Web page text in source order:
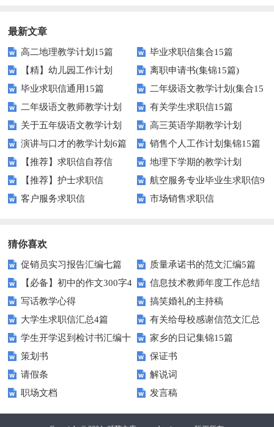
最新文章
高二地理教学计划15篇
毕业求职信集合15篇
【精】幼儿园工作计划
离职申请书(集锦15篇)
毕业求职信通用15篇
二年级语文教学计划(集合15
篇)
二年级语文教师教学计划
有关学生求职信15篇
关于五年级语文教学计划
高三英语学期教学计划
演讲与口才的教学计划6篇
销售个人工作计划集锦15篇
【推荐】求职信自荐信
地理下学期的教学计划
【推荐】护士求职信
航空服务专业毕业生求职信9
篇
客户服务求职信 市场销售求职信
猜你喜欢
促销员实习报告汇编七篇
质量承诺书的范文汇编5篇
【必备】初中的作文300字4
篇
信息技术教师年度工作总结
写话教学心得
搞笑婚礼的主持稿
大学生求职信汇总4篇
有关给母校感谢信范文汇总
九篇
学生开学迟到检讨书汇编十
篇
家乡的日记集锦15篇
策划书
保证书
请假条
解说词
职场文档
发言稿